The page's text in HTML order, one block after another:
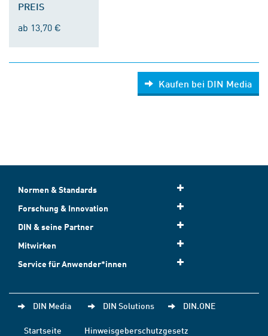
PREIS
ab 13,70 €
Kaufen bei DIN Media
Normen & Standards
Forschung & Innovation
DIN & seine Partner
Mitwirken
Service für Anwender*innen
DIN Media DIN Solutions DIN.ONE
Startseite
Hinweisgeberschutzgesetz